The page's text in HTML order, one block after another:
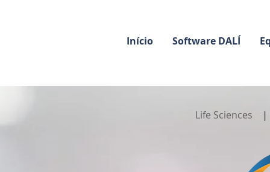
Início Software DALÍ
Life Sciences |